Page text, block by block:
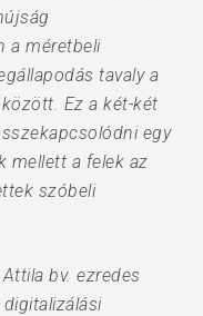
a méretbeli
tavaly a
Ez a két-két
egy
mellett a felek az
szóbeli
bv. ezredes
digitalizálási